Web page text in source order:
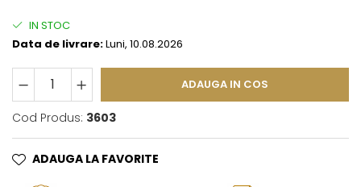
IN STOC
Data de livrare:Luni, 10.08.2026
ADAUGA IN COS
Cod Produs: 3603
ADAUGA LA FAVORITE